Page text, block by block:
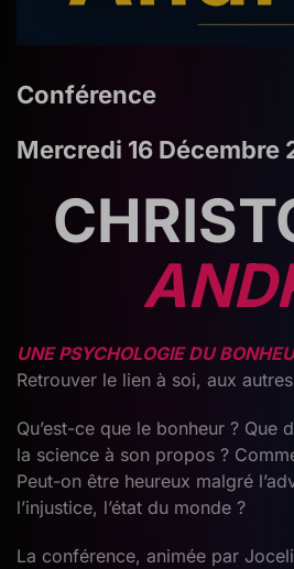
Conférence
Mercredi 16
UNE PSYCHOLOGIE DU
Retrouver le lien à soi, aux
Qu’est-ce que le bonheur ? Que
la science à son propos ?
Peut-on être heureux malgré
l’injustice, l’état du monde ?
La conférence, animée par